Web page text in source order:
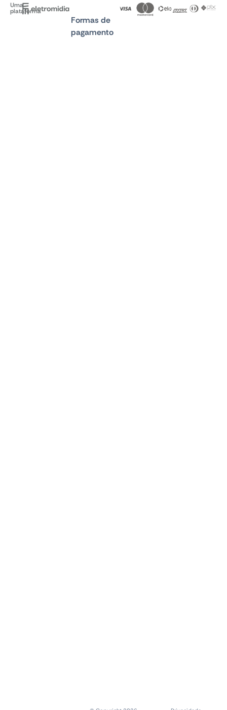
Uma
plataforma
Formas de
pagamento